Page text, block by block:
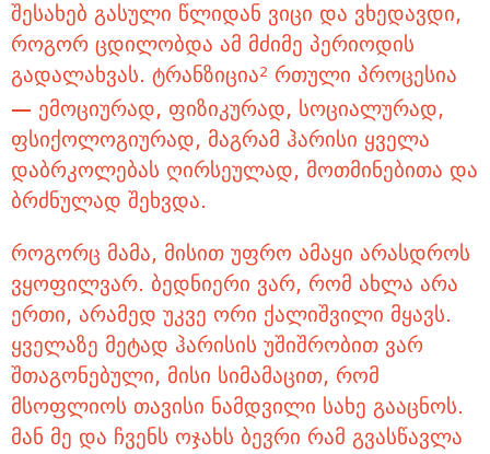
შესახებ გასული წლიდან ვიცი და ვხედავდი,
როგორ ცდილობდა ამ მძიმე პერიოდის
გადალახვას. ტრანზიცია2 რთული პროცესია
— ემოციურად, ფიზიკურად, სოციალურად,
ფსიქოლოგიურად, მაგრამ ჰარისი ყველა
დაბრკოლებას ღირსეულად, მოთმინებითა და
ბრძნულად შეხვდა.
როგორც მამა, მისით უფრო ამაყი არასდროს
ვყოფილვარ. ბედნიერი ვარ, რომ ახლა არა
ერთი, არამედ უკვე ორი ქალიშვილი მყავს.
ყველაზე მეტად ჰარისის უშიშრობით ვარ
შთაგონებული, მისი სიმამაცით, რომ
მსოფლიოს თავისი ნამდვილი სახე გააცნოს.
მან მე და ჩვენს ოჯახს ბევრი რამ გვასწავლა